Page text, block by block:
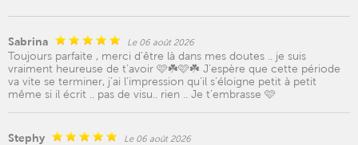
Sabrina Le 06 août 2026
Toujours parfaite , merci d’être là dans mes doutes .. je suis
vraiment heureuse de t’avoir 🩷☘️🩷☘️ J’espère que cette période
va vite se terminer, j’ai l’impression qu’il s’éloigne petit à petit
même si il écrit .. pas de visu.. rien .. Je t’embrasse 🩷
Stephy Le 06 août 2026